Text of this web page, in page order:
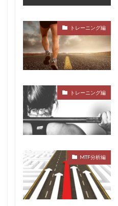
トレーニング編
トレーニング編
MTF分析編